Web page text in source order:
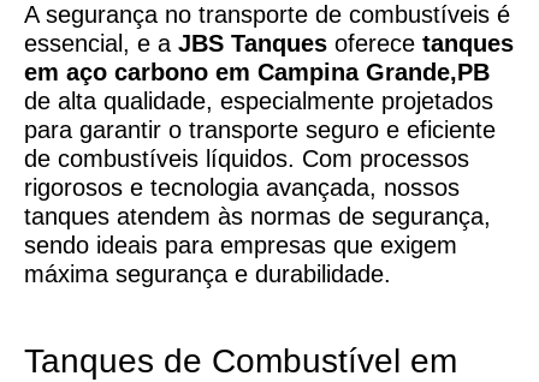
A segurança no transporte de combustíveis é
essencial, e a JBS Tanques oferece tanques
em aço carbono em Campina Grande,PB
de alta qualidade, especialmente projetados
para garantir o transporte seguro e eficiente
de combustíveis líquidos. Com processos
rigorosos e tecnologia avançada, nossos
tanques atendem às normas de segurança,
sendo ideais para empresas que exigem
máxima segurança e durabilidade.
Tanques de Combustível em